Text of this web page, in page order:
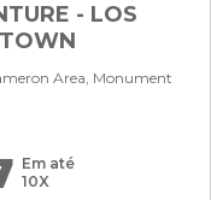
- LOS
Area, Monument
Em até
10X